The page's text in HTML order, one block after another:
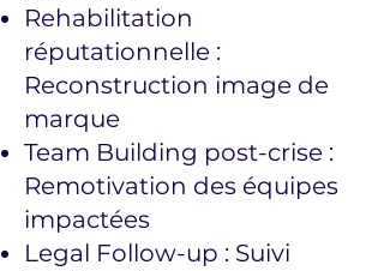
Rehabilitation
réputationnelle :
Reconstruction image de
marque
Team Building post-crise :
Remotivation des équipes
impactées
Legal Follow-up : Suivi